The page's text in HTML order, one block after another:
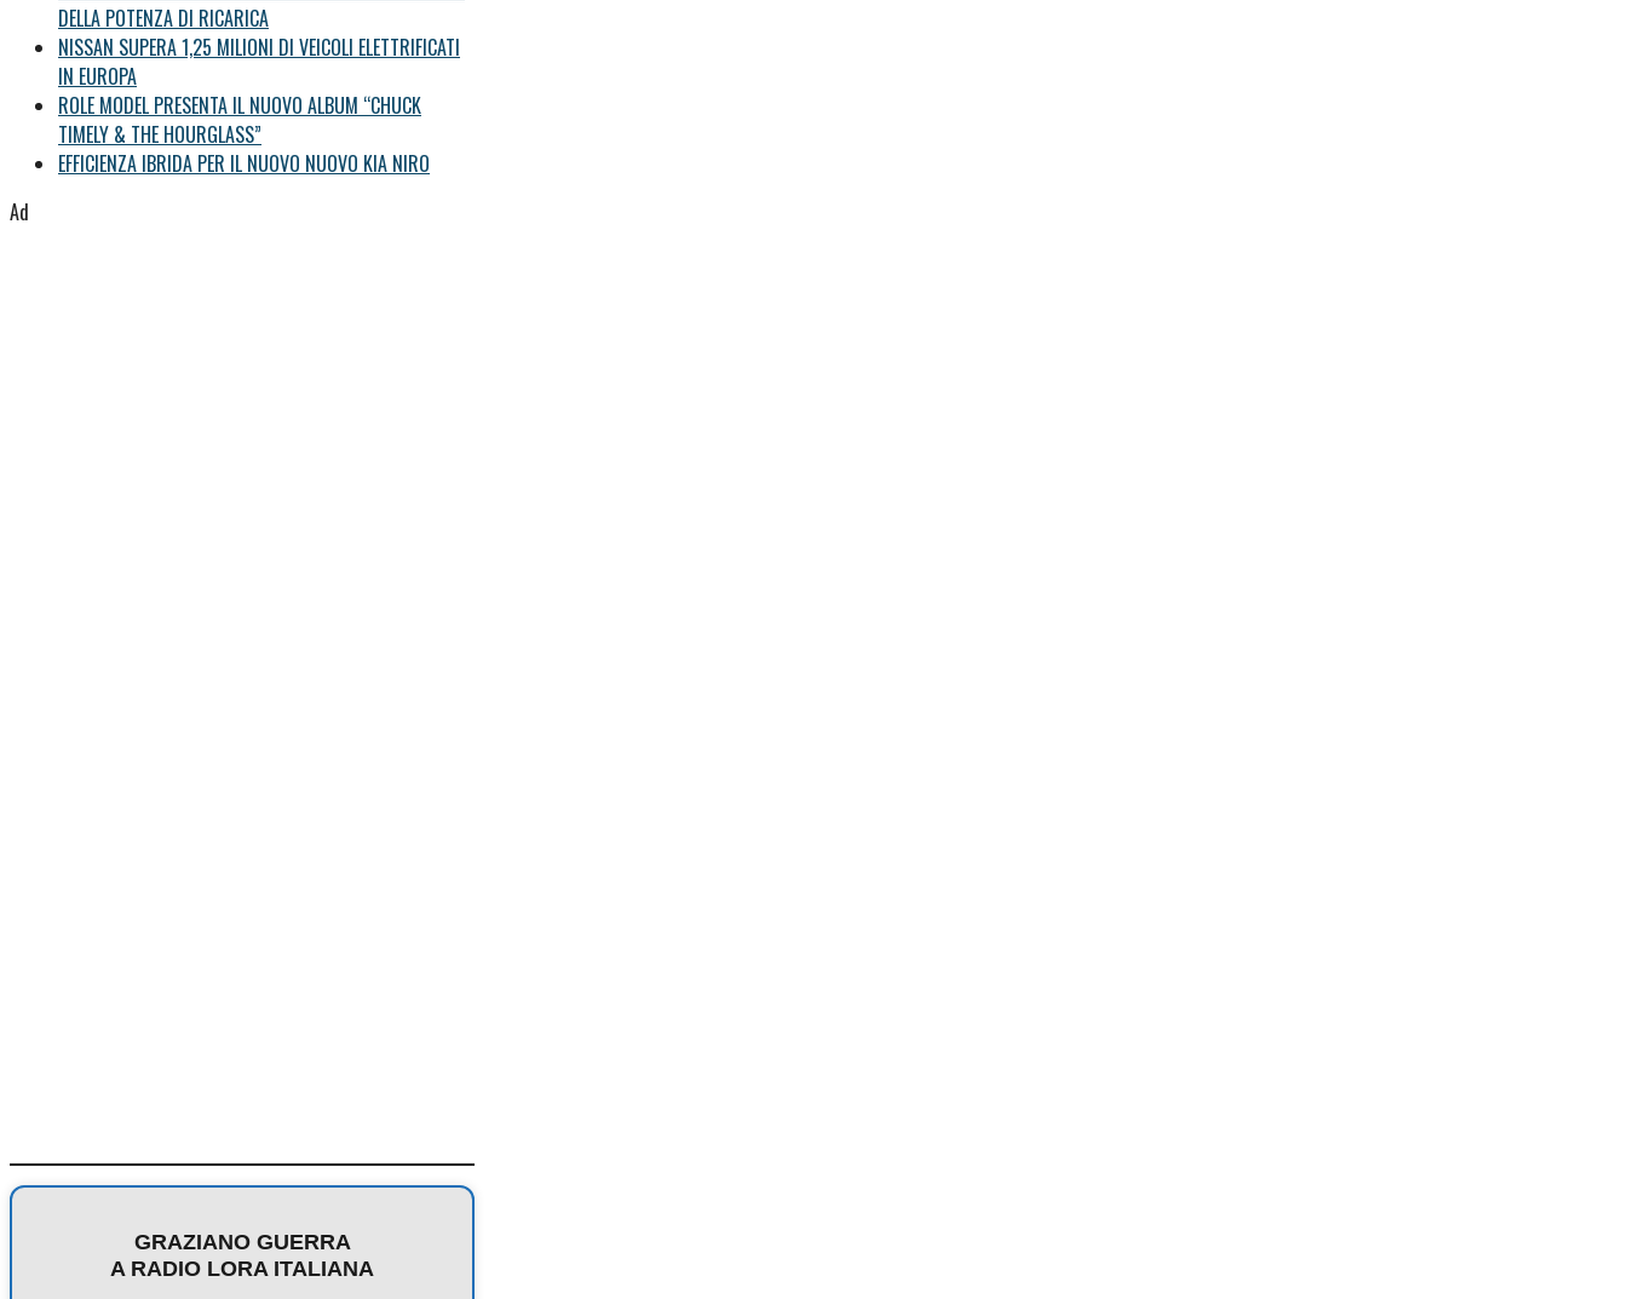
DELLA POTENZA DI RICARICA
NISSAN SUPERA 1,25 MILIONI DI VEICOLI ELETTRIFICATI
IN EUROPA
ROLE MODEL PRESENTA IL NUOVO ALBUM “CHUCK
TIMELY & THE HOURGLASS”
EFFICIENZA IBRIDA PER IL NUOVO NUOVO KIA NIRO
Ad
GRAZIANO GUERRA
A RADIO LORA ITALIANA